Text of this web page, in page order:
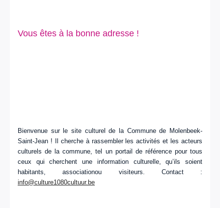
Vous êtes à la bonne adresse !
Bienvenue sur le site culturel de la Commune de Molenbeek-
Saint-Jean ! Il cherche à rassembler les activités et les acteurs
culturels de la commune, tel un portail de référence pour tous
ceux qui cherchent une information culturelle, qu’ils soient
habitants, associationou visiteurs. Contact :
info@culture1080cultuur.be